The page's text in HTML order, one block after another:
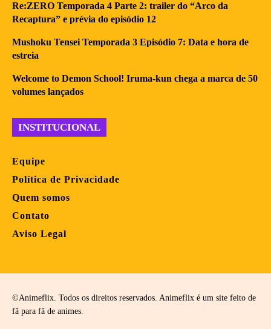
Re:ZERO Temporada 4 Parte 2: trailer do “Arco da
Recaptura” e prévia do episódio 12
Mushoku Tensei Temporada 3 Episódio 7: Data e hora de
estreia
Welcome to Demon School! Iruma-kun chega a marca de 50
volumes lançados
INSTITUCIONAL
Equipe
Política de Privacidade
Quem somos
Contato
Aviso Legal
©Animeflix. Todos os direitos reservados. Animeflix é um site feito de
fã para fã de animes.